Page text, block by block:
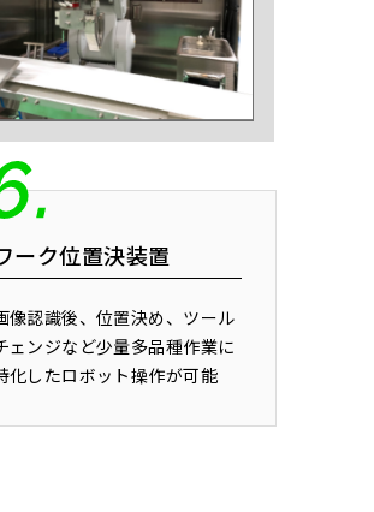
ーク位置決装置
像認識後、位置決め、ツール
ェンジなど少量多品種作業に
化したロボット操作が可能